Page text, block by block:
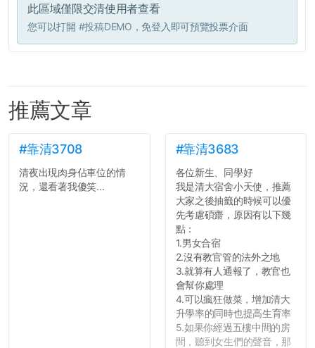
此區域僅限交清使用者查看
您可以打開 #投稿DEMO ，免登入即可預覽投票介面
推薦文章
#靠清3708
清夜出現肉身佔車位的情
況，還看著我傻笑...
#靠清3683
各位新生、同學好
我是清大宿舍小天使，推薦
大家之後抽籤的時候可以優
先考慮碩齋，原因有以下幾
點：
1.男女合宿
2.沒有教官管的法外之地
3.就算有人通報了，教官也
會幫你處理
4.可以瘋狂做菜，增加清大
升學率的同時也提高生育率
5.如果你經過五樓中間的房
間，聽到女生們的聲音，那